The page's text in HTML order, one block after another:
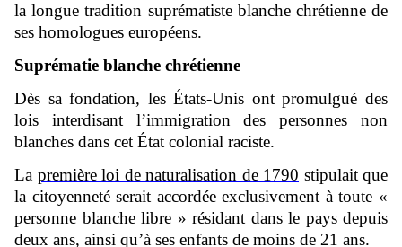
la longue tradition suprématiste blanche chrétienne de
ses homologues européens.
Suprématie blanche chrétienne
Dès sa fondation, les États-Unis ont promulgué des
lois interdisant l’immigration des personnes non
blanches dans cet État colonial raciste.
La première loi de naturalisation de 1790 stipulait que
la citoyenneté serait accordée exclusivement à toute «
personne blanche libre » résidant dans le pays depuis
deux ans, ainsi qu’à ses enfants de moins de 21 ans.